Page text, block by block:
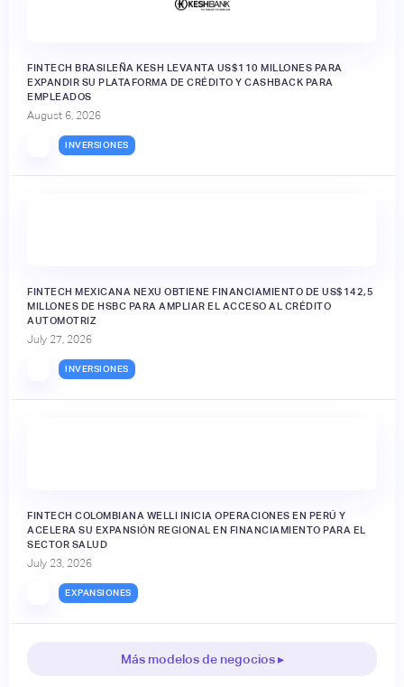
FINTECH BRASILEÑA KESH LEVANTA US$110 MILLONES PARA
EXPANDIR SU PLATAFORMA DE CRÉDITO Y CASHBACK PARA
EMPLEADOS
August 6, 2026
INVERSIONES
FINTECH MEXICANA NEXU OBTIENE FINANCIAMIENTO DE US$142,5
MILLONES DE HSBC PARA AMPLIAR EL ACCESO AL CRÉDITO
AUTOMOTRIZ
July 27, 2026
INVERSIONES
FINTECH COLOMBIANA WELLI INICIA OPERACIONES EN PERÚ Y
ACELERA SU EXPANSIÓN REGIONAL EN FINANCIAMIENTO PARA EL
SECTOR SALUD
July 23, 2026
EXPANSIONES
Más modelos de negocios ▸